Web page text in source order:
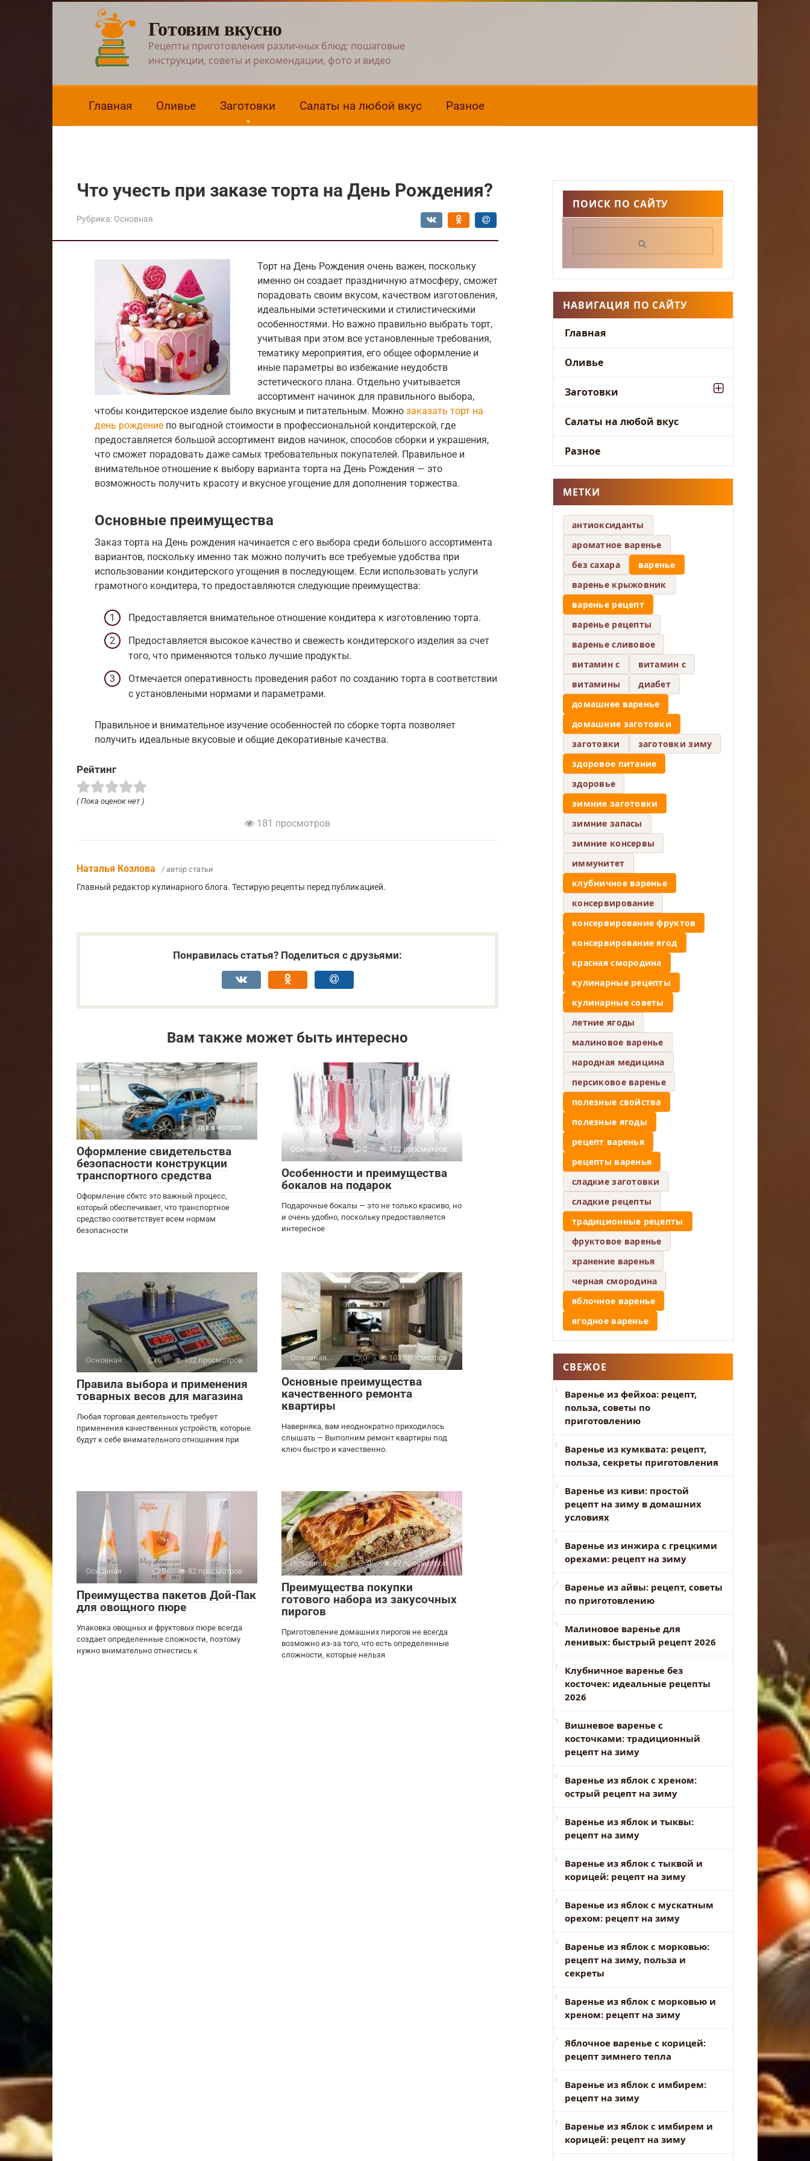
Готовим вкусно
Рецепты приготовления различных блюд: пошаговые
инструкции, советы и рекомендации, фото и видео
Главная Оливье Заготовки Салаты на любой вкус Разное
Что учесть при заказе торта на День Рождения?
Рубрика: Основная
Торт на День Рождения очень важен, поскольку
именно он создает праздничную атмосферу, сможет
порадовать своим вкусом, качеством изготовления,
идеальными эстетическими и стилистическими
особенностями. Но важно правильно выбрать торт,
учитывая при этом все установленные требования,
тематику мероприятия, его общее оформление и
иные параметры во избежание неудобств
эстетического плана. Отдельно учитывается
ассортимент начинок для правильного выбора,
чтобы кондитерское изделие было вкусным и питательным. Можно заказать торт на
день рождение по выгодной стоимости в профессиональной кондитерской, где
предоставляется большой ассортимент видов начинок, способов сборки и украшения,
что сможет порадовать даже самых требовательных покупателей. Правильное и
внимательное отношение к выбору варианта торта на День Рождения — это
возможность получить красоту и вкусное угощение для дополнения торжества.
Основные преимущества
Заказ торта на День рождения начинается с его выбора среди большого ассортимента
вариантов, поскольку именно так можно получить все требуемые удобства при
использовании кондитерского угощения в последующем. Если использовать услуги
грамотного кондитера, то предоставляются следующие преимущества:
Предоставляется внимательное отношение кондитера к изготовлению торта.
Предоставляется высокое качество и свежесть кондитерского изделия за счет
того, что применяются только лучшие продукты.
Отмечается оперативность проведения работ по созданию торта в соответствии
с установлеными нормами и параметрами.
Правильное и внимательное изучение особенностей по сборке торта позволяет
получить идеальные вкусовые и общие декоративные качества.
Рейтинг
( Пока оценок нет )
181 просмотров
Наталья Козлова / автор статьи
Главный редактор кулинарного блога. Тестирую рецепты перед публикацией.
Понравилась статья? Поделиться с друзьями:
Вам также может быть интересно
Основная 0 67 просмотров
Оформление свидетельства
безопасности конструкции
транспортного средства
Оформление сбктс это важный процесс,
который обеспечивает, что транспортное
средство соответствует всем нормам
безопасности
Основная 0 122 просмотров
Особенности и преимущества
бокалов на подарок
Подарочные бокалы — это не только красиво, но
и очень удобно, поскольку предоставляется
интересное
Основная 0 102 просмотров
Правила выбора и применения
товарных весов для магазина
Любая торговая деятельность требует
применения качественных устройств, которые
будут к себе внимательного отношения при
Основная 0 103 просмотров
Основные преимущества
качественного ремонта
квартиры
Наверняка, вам неоднократно приходилось
слышать — Выполним ремонт квартиры под
ключ быстро и качественно.
Основная 0 82 просмотров
Преимущества пакетов Дой-Пак
для овощного пюре
Упаковка овощных и фруктовых пюре всегда
создает определенные сложности, поэтому
нужно внимательно отнестись к
Основная 0 87 просмотров
Преимущества покупки
готового набора из закусочных
пирогов
Приготовление домашних пирогов не всегда
возможно из-за того, что есть определенные
сложности, которые нельзя
ПОИСК ПО САЙТУ
НАВИГАЦИЯ ПО САЙТУ
Главная
Оливье
Заготовки
Салаты на любой вкус
Разное
МЕТКИ
антиоксиданты
ароматное варенье
без сахара
варенье
варенье крыжовник
варенье рецепт
варенье рецепты
варенье сливовое
витамин c
витамин с
витамины
диабет
домашнее варенье
домашние заготовки
заготовки
заготовки зиму
здоровое питание
здоровье
зимние заготовки
зимние запасы
зимние консервы
иммунитет
клубничное варенье
консервирование
консервирование фруктов
консервирование ягод
красная смородина
кулинарные рецепты
кулинарные советы
летние ягоды
малиновое варенье
народная медицина
персиковое варенье
полезные свойства
полезные ягоды
рецепт варенья
рецепты варенья
сладкие заготовки
сладкие рецепты
традиционные рецепты
фруктовое варенье
хранение варенья
черная смородина
яблочное варенье
ягодное варенье
СВЕЖОЕ
Варенье из фейхоа: рецепт,
польза, советы по
приготовлению
Варенье из кумквата: рецепт,
польза, секреты приготовления
Варенье из киви: простой
рецепт на зиму в домашних
условиях
Варенье из инжира с грецкими
орехами: рецепт на зиму
Варенье из айвы: рецепт, советы
по приготовлению
Малиновое варенье для
ленивых: быстрый рецепт 2026
Клубничное варенье без
косточек: идеальные рецепты
2026
Вишневое варенье с
косточками: традиционный
рецепт на зиму
Варенье из яблок с хреном:
острый рецепт на зиму
Варенье из яблок и тыквы:
рецепт на зиму
Варенье из яблок с тыквой и
корицей: рецепт на зиму
Варенье из яблок с мускатным
орехом: рецепт на зиму
Варенье из яблок с морковью:
рецепт на зиму, польза и
секреты
Варенье из яблок с морковью и
хреном: рецепт на зиму
Яблочное варенье с корицей:
рецепт зимнего тепла
Варенье из яблок с имбирем:
рецепт на зиму
Варенье из яблок с имбирем и
корицей: рецепт на зиму